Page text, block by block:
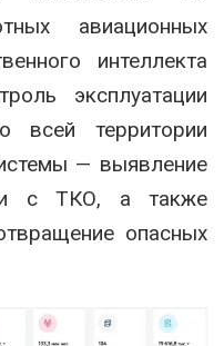
авиационных
интеллекта
эксплуатации
всей территории
— выявление
с ТКО, а также
опасных